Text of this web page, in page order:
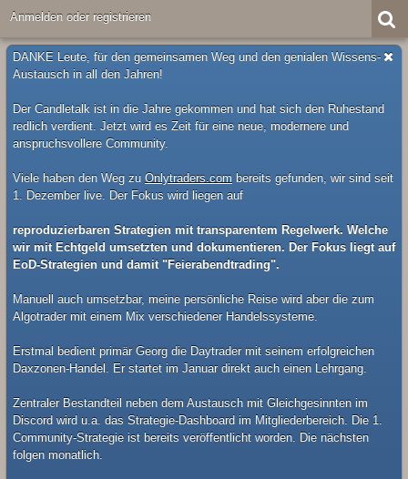
Anmelden oder registrieren
DANKE Leute, für den gemeinsamen Weg und den genialen Wissens-
Austausch in all den Jahren!
Der Candletalk ist in die Jahre gekommen und hat sich den Ruhestand
redlich verdient. Jetzt wird es Zeit für eine neue, modernere und
anspruchsvollere Community.
Viele haben den Weg zu Onlytraders.com bereits gefunden, wir sind seit
1. Dezember live. Der Fokus wird liegen auf
reproduzierbaren Strategien mit transparentem Regelwerk. Welche
wir mit Echtgeld umsetzten und dokumentieren. Der Fokus liegt auf
EoD-Strategien und damit "Feierabendtrading".
Manuell auch umsetzbar, meine persönliche Reise wird aber die zum
Algotrader mit einem Mix verschiedener Handelssysteme.
Erstmal bedient primär Georg die Daytrader mit seinem erfolgreichen
Daxzonen-Handel. Er startet im Januar direkt auch einen Lehrgang.
Zentraler Bestandteil neben dem Austausch mit Gleichgesinnten im
Discord wird u.a. das Strategie-Dashboard im Mitgliederbereich. Die 1.
Community-Strategie ist bereits veröffentlicht worden. Die nächsten
folgen monatlich.